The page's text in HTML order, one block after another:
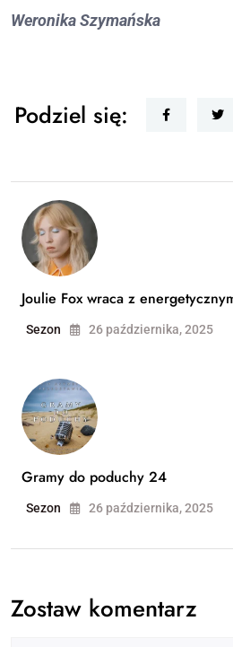
Weronika Szymańska
Podziel się:
Joulie Fox wraca z
Sezon 26 października, 2025
Gramy do poduchy 24
Sezon 26 października, 2025
Zostaw komentarz